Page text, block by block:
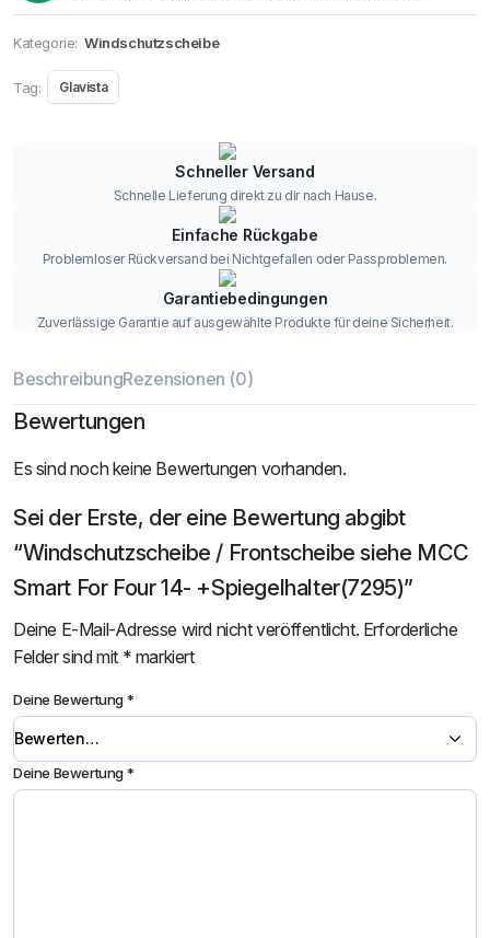
Kategorie: Windschutzscheibe
Tag: Glavista
Schneller Versand
Schnelle Lieferung direkt zu dir nach Hause.
Einfache Rückgabe
Problemloser Rückversand bei Nichtgefallen oder Passproblemen.
Garantiebedingungen
Zuverlässige Garantie auf ausgewählte Produkte für deine Sicherheit.
BeschreibungRezensionen (0)
Bewertungen
Es sind noch keine Bewertungen vorhanden.
Sei der Erste, der eine Bewertung abgibt
“Windschutzscheibe / Frontscheibe siehe MCC
Smart For Four 14- +Spiegelhalter(7295)”
Deine E-Mail-Adresse wird nicht veröffentlicht. Erforderliche
Felder sind mit * markiert
Deine Bewertung*
Deine Bewertung*